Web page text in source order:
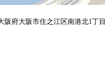
阪府大阪市住之江区南港北1丁目